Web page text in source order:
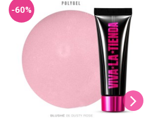
-60%